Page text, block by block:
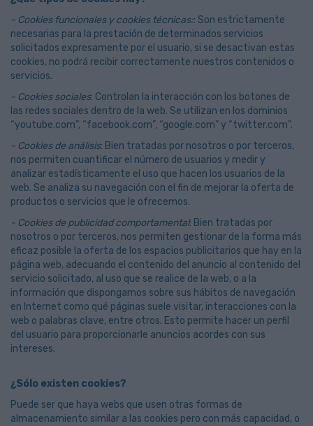
- Cookies funcionales y cookies técnicas:: Son estrictamente
necesarias para la prestación de determinados servicios
solicitados expresamente por el usuario, si se desactivan estas
cookies, no podrá recibir correctamente nuestros contenidos o
servicios.
- Cookies sociales: Controlan la interacción con los botones de
las redes sociales dentro de la web. Se utilizan en los dominios
“youtube.com”, “facebook.com”, “google.com” y “twitter.com”.
- Cookies de análisis: Bien tratadas por nosotros o por terceros,
nos permiten cuantificar el número de usuarios y medir y
analizar estadísticamente el uso que hacen los usuarios de la
web. Se analiza su navegación con el fin de mejorar la oferta de
productos o servicios que le ofrecemos.
- Cookies de publicidad comportamental: Bien tratadas por
nosotros o por terceros, nos permiten gestionar de la forma más
eficaz posible la oferta de los espacios publicitarios que hay en la
página web, adecuando el contenido del anuncio al contenido del
servicio solicitado, al uso que se realice de la web, o a la
información que dispongamos sobre sus hábitos de navegación
en Internet como qué páginas suele visitar, interacciones con la
web o palabras clave, entre otros. Esto permite hacer un perfil
del usuario para proporcionarle anuncios acordes con sus
intereses.
¿Sólo existen cookies?
Puede ser que haya webs que usen otras formas de
almacenamiento similar a las cookies pero con más capacidad, o